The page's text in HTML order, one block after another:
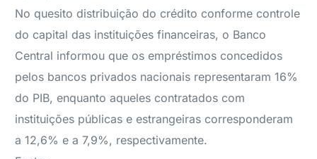
No quesito distribuição do crédito conforme controle
do capital das instituições financeiras, o Banco
Central informou que os empréstimos concedidos
pelos bancos privados nacionais representaram 16%
do PIB, enquanto aqueles contratados com
instituições públicas e estrangeiras corresponderam
a 12,6% e a 7,9%, respectivamente.